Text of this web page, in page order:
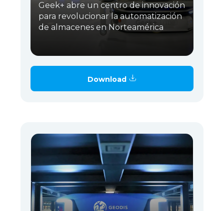
Geek+ abre un centro de innovación
para revolucionar la automatización
de almacenes en Norteamérica
Download